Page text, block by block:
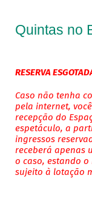
Quintas no
RESERVA
Caso não tenha
pela internet,
recepção do
espetáculo, a
ingressos
receberá apenas
o caso, estando
sujeito à lotação